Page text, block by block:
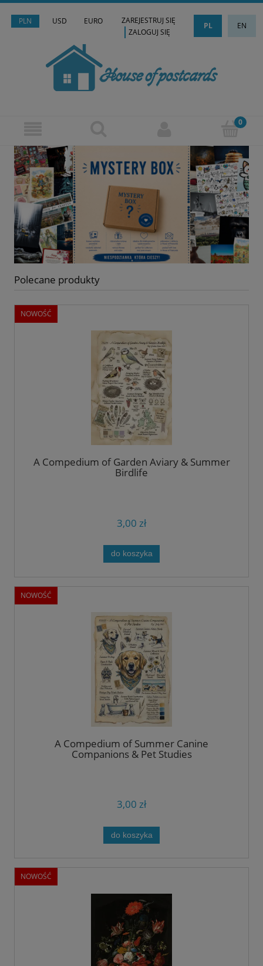
PLN USD EURO PL EN
ZAREJESTRUJ SIĘ
ZALOGUJ SIĘ
Polecane produkty
A Compedium of Garden Aviary & Summer
Birdlife
3,00 zł
do koszyka
NOWOŚĆ
A Compedium of Summer Canine
Companions & Pet Studies
3,00 zł
do koszyka
NOWOŚĆ
NOWOŚĆ